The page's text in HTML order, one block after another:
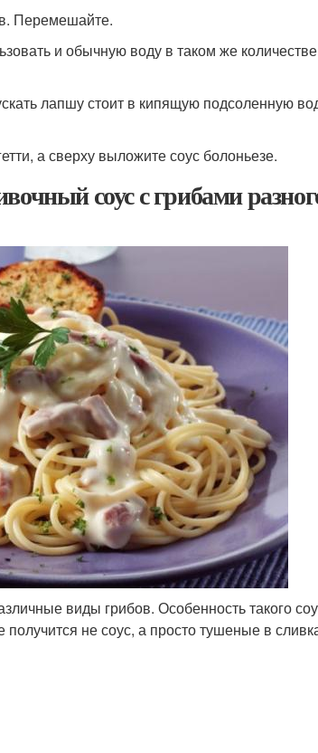
Перемешайте.
и обычную воду в таком же
лапшу стоит в кипящую подсоленную
а сверху выложите соус болоньезе.
соус с грибами
виды грибов. Особенность такого
не соус, а просто тушеные в